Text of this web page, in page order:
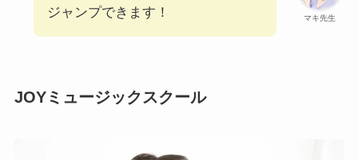
マキ先生
ジャンプできます！
JOYミュージックスクール